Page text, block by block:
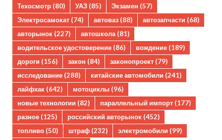
Техосмотр (80) УАЗ (85) Экзамен (57)
Электросамокат (74) автоваз (88) автозапчасти (68)
авторынок (227) автошкола(81)
водительское удостоверение (86) вождение (189)
дороги (156) закон (84) законопроект (79)
исследование (288) китайские автомобили (241)
лайфхак (642) мотоциклы (96)
новые технологии (82) параллельный импорт (177)
разное (125) российский авторынок (452)
топливо (50) штраф (232) электромобили (99)